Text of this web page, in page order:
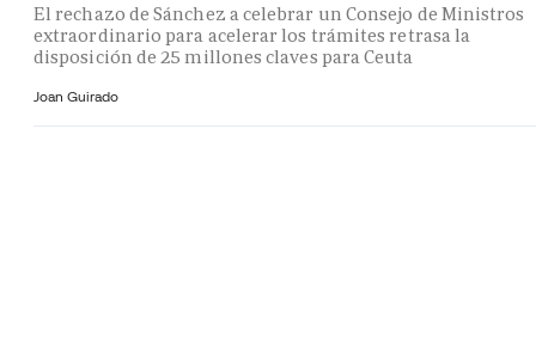
El rechazo de Sánchez a celebrar un Consejo de Ministros
extraordinario para acelerar los trámites retrasa la
disposición de 25 millones claves para Ceuta
Joan Guirado